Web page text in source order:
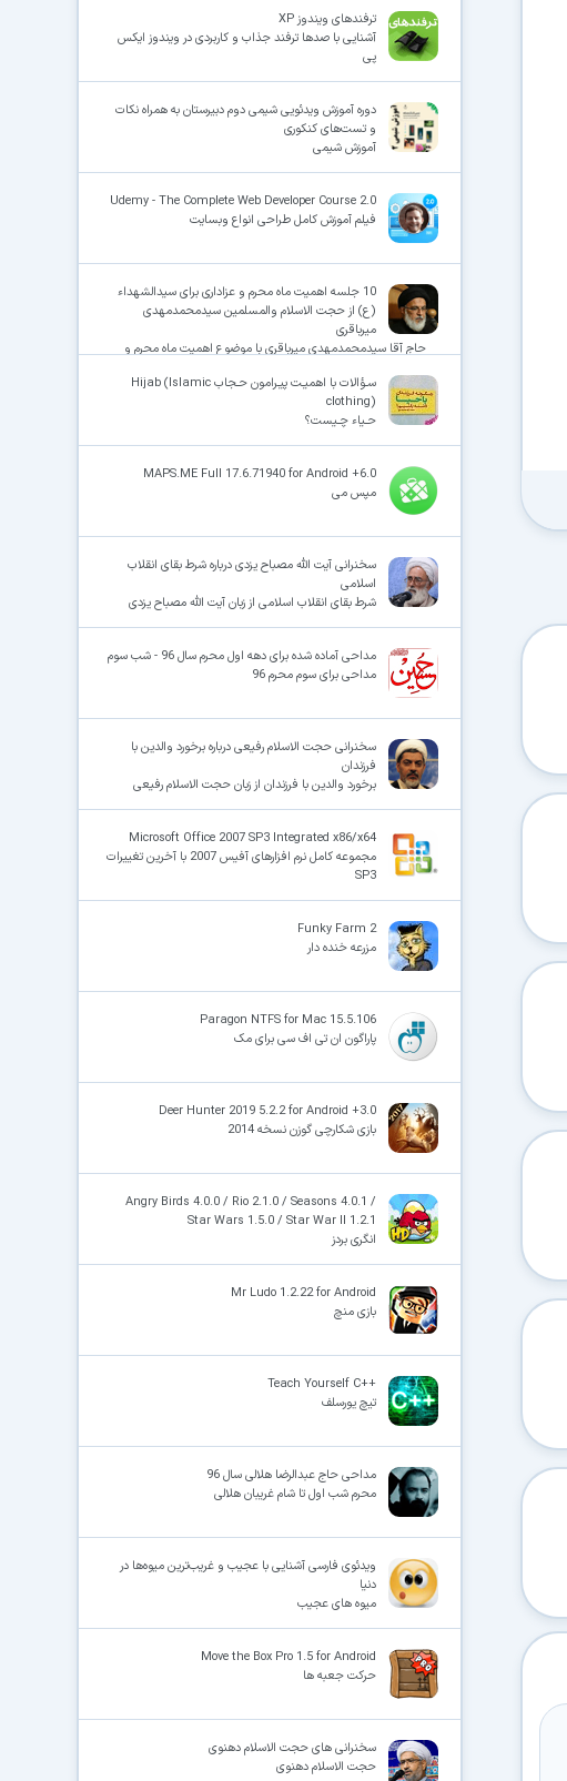
ترفندهای ویندوز XP
آشنایی با صدها ترفند جذاب و کاربردی در ویندوز ایکس
پی
دوره آموزش ویدئویی شیمی دوم دبیرستان به همراه نکات
و تست‌های کنکوری
آموزش شیمی
Udemy - The Complete Web Developer Course 2.0
فیلم آموزش کامل طراحی انواع وبسایت
10 جلسه اهمیت ماه محرم و عزاداری برای سیدالشهداء
(ع) از حجت الاسلام والمسلمین سیدمحمدمهدی
میرباقری
حاج آقا سیدمحمدمهدی میرباقری با موضوع اهمیت ماه محرم و
سـؤالات با اهمیـت پیـرامون حـجاب Hijab (Islamic
clothing)
حـیاء چـیست؟
MAPS.ME Full 17.6.71940 for Android +6.0
مپس می
سخنرانی آیت الله مصباح یزدی درباره شرط بقای انقلاب
اسلامی
شرط بقای انقلاب اسلامی از زبان آیت الله مصباح یزدی
مداحی آماده شده برای دهه اول محرم سال 96 - شب سوم
مداحی برای سوم محرم 96
سخنرانی حجت الاسلام رفیعی درباره برخورد والدین با
فرزندان
برخورد والدین با فرزندان از زبان حجت الاسلام رفیعی
Microsoft Office 2007 SP3 Integrated x86/x64
مجموعه کامل نرم افزارهای آفیس 2007 با آخرین تغییرات
SP3
Funky Farm 2
مزرعه خنده دار
Paragon NTFS for Mac 15.5.106
پاراگون ان تی اف سی برای مک
Deer Hunter 2019 5.2.2 for Android +3.0
بازی شکارچی گوزن نسخه 2014
Angry Birds 4.0.0 / Rio 2.1.0 / Seasons 4.0.1 /
Star Wars 1.5.0 / Star War II 1.2.1
انگری بردز
Mr Ludo 1.2.22 for Android
بازی منچ
++Teach Yourself C
تیچ یورسلف
مداحی حاج عبدالرضا هلالی سال 96
محرم شب اول تا شام غریبان هلالی
ویدئوی فارسی آشنایی با عجیب و غریب‌ترین میوه‌ها در
دنیا
میوه های عجیب
Move the Box Pro 1.5 for Android
حرکت جعبه ها
سخنرانی های حجت الاسلام دهنوی
حجت الاسلام دهنوی